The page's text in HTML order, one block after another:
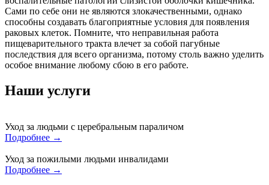
Сами по себе они не являются злокачественными, однако
способны создавать благоприятные условия для появления
раковых клеток. Помните, что неправильная работа
пищеварительного тракта влечет за собой пагубные
последствия для всего организма, потому столь важно уделить
особое внимание любому сбою в его работе.
Наши услуги
Уход за людьми с церебральным параличом
Подробнее →
Уход за пожилыми людьми инвалидами
Подробнее →